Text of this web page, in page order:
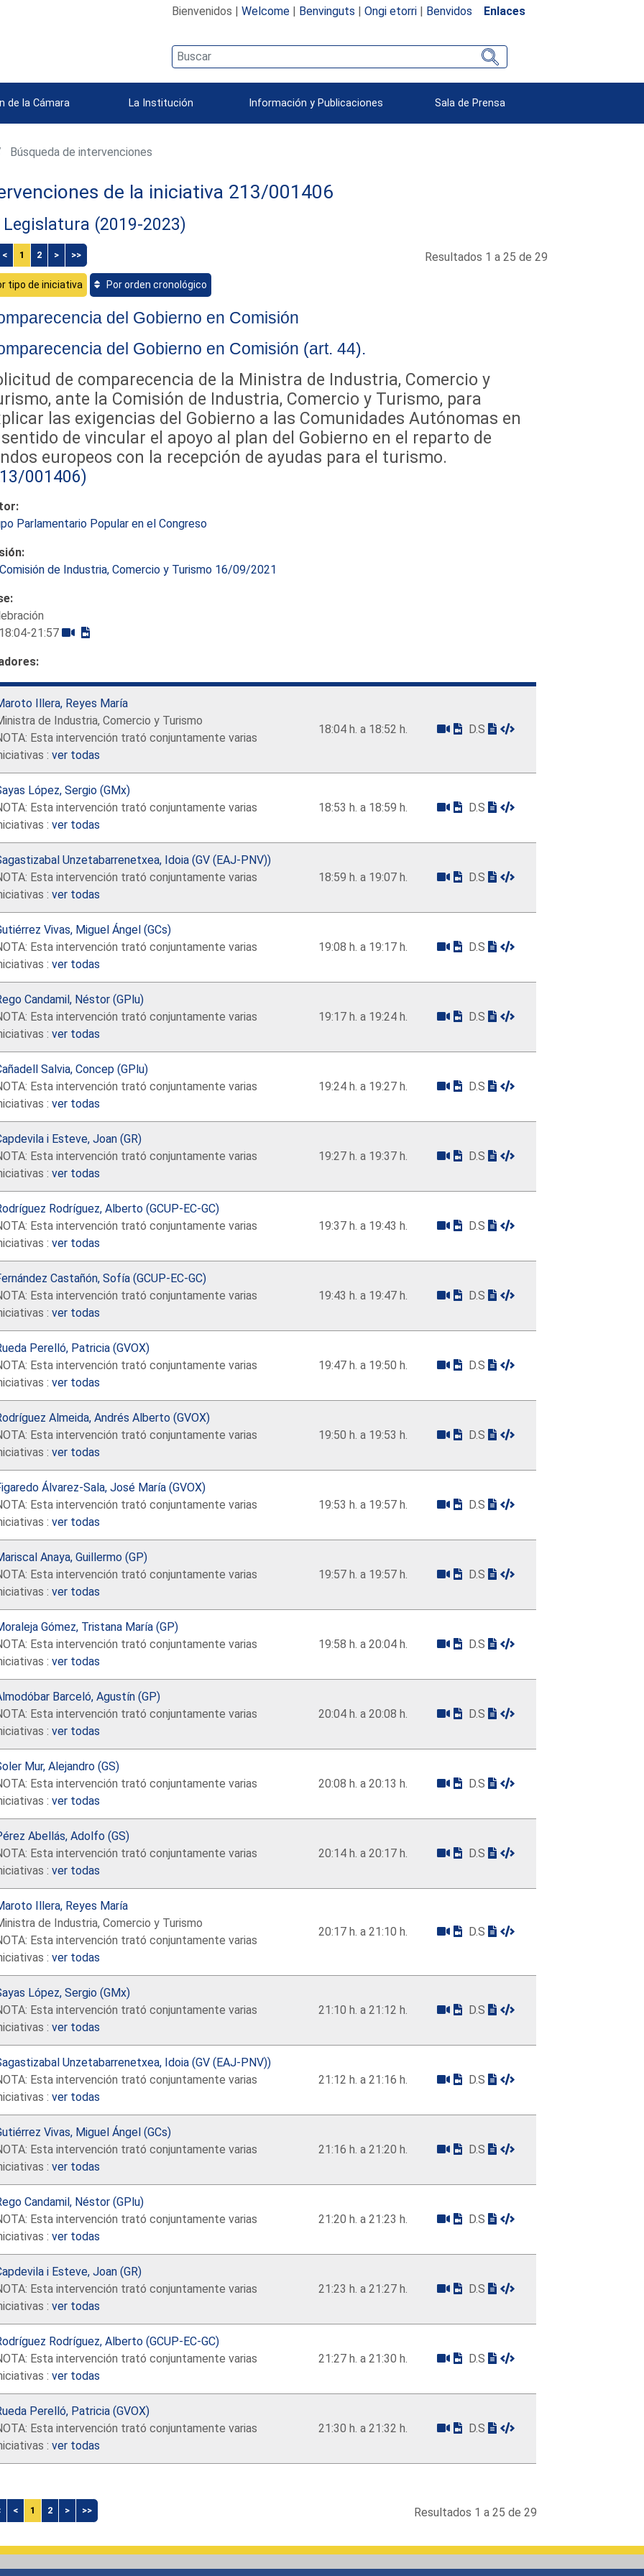
Bienvenidos | Welcome| Benvinguts | Ongi etorri| Benvidos Enlaces
de la Cámara La Institución Información y Publicaciones Sala de Prensa
Búsqueda de intervenciones
de la iniciativa 213/001406
Legislatura (2019-2023)
< 1 2 > >>
tipo de iniciativa Por orden cronológico
Resultados 1 a 25 de 29
del Gobierno en Comisión
del Gobierno en Comisión (art. 44).
de comparecencia de la Ministra de Industria, Comercio y
ante la Comisión de Industria, Comercio y Turismo, para
las exigencias del Gobierno a las Comunidades Autónomas en
de vincular el apoyo al plan del Gobierno en el reparto de
europeos con la recepción de ayudas para el turismo.
001406)
Parlamentario Popular en el Congreso
Comisión de Industria, Comercio y Turismo 16/09/2021
18:04-21:57
Illera, Reyes María
de Industria, Comercio y Turismo
Esta intervención trató conjuntamente varias
: ver todas
18:04 h. a 18:52 h. D.S
López, Sergio (GMx)
Esta intervención trató conjuntamente varias
: ver todas
18:53 h. a 18:59 h. D.S
Unzetabarrenetxea, Idoia (GV (EAJ-PNV))
Esta intervención trató conjuntamente varias
: ver todas
18:59 h. a 19:07 h. D.S
Vivas, Miguel Ángel (GCs)
Esta intervención trató conjuntamente varias
: ver todas
19:08 h. a 19:17 h. D.S
Candamil, Néstor (GPlu)
Esta intervención trató conjuntamente varias
: ver todas
19:17 h. a 19:24 h. D.S
Salvia, Concep (GPlu)
Esta intervención trató conjuntamente varias
: ver todas
19:24 h. a 19:27 h. D.S
i Esteve, Joan (GR)
Esta intervención trató conjuntamente varias
: ver todas
19:27 h. a 19:37 h. D.S
Rodríguez, Alberto (GCUP-EC-GC)
Esta intervención trató conjuntamente varias
: ver todas
19:37 h. a 19:43 h. D.S
Castañón, Sofía (GCUP-EC-GC)
Esta intervención trató conjuntamente varias
: ver todas
19:43 h. a 19:47 h. D.S
Perelló, Patricia (GVOX)
Esta intervención trató conjuntamente varias
: ver todas
19:47 h. a 19:50 h. D.S
Almeida, Andrés Alberto (GVOX)
Esta intervención trató conjuntamente varias
: ver todas
19:50 h. a 19:53 h. D.S
Álvarez-Sala, José María (GVOX)
Esta intervención trató conjuntamente varias
: ver todas
19:53 h. a 19:57 h. D.S
Anaya, Guillermo (GP)
Esta intervención trató conjuntamente varias
: ver todas
19:57 h. a 19:57 h. D.S
Gómez, Tristana María (GP)
Esta intervención trató conjuntamente varias
: ver todas
19:58 h. a 20:04 h. D.S
Barceló, Agustín (GP)
Esta intervención trató conjuntamente varias
: ver todas
20:04 h. a 20:08 h. D.S
Mur, Alejandro (GS)
Esta intervención trató conjuntamente varias
: ver todas
20:08 h. a 20:13 h. D.S
Abellás, Adolfo (GS)
Esta intervención trató conjuntamente varias
: ver todas
20:14 h. a 20:17 h. D.S
Illera, Reyes María
de Industria, Comercio y Turismo
Esta intervención trató conjuntamente varias
: ver todas
20:17 h. a 21:10 h. D.S
López, Sergio (GMx)
Esta intervención trató conjuntamente varias
: ver todas
21:10 h. a 21:12 h. D.S
Unzetabarrenetxea, Idoia (GV (EAJ-PNV))
Esta intervención trató conjuntamente varias
: ver todas
21:12 h. a 21:16 h. D.S
Vivas, Miguel Ángel (GCs)
Esta intervención trató conjuntamente varias
: ver todas
21:16 h. a 21:20 h. D.S
Candamil, Néstor (GPlu)
Esta intervención trató conjuntamente varias
: ver todas
21:20 h. a 21:23 h. D.S
i Esteve, Joan (GR)
Esta intervención trató conjuntamente varias
: ver todas
21:23 h. a 21:27 h. D.S
Rodríguez, Alberto (GCUP-EC-GC)
Esta intervención trató conjuntamente varias
: ver todas
21:27 h. a 21:30 h. D.S
Perelló, Patricia (GVOX)
Esta intervención trató conjuntamente varias
: ver todas
21:30 h. a 21:32 h. D.S
< 1 2 > >> Resultados 1 a 25 de 29